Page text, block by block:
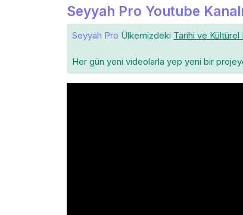
Seyyah Pro Youtube
Seyyah Pro Ülkemizdeki Tarihi ve Kültürel
Her gün yeni videolarla yep yeni bir